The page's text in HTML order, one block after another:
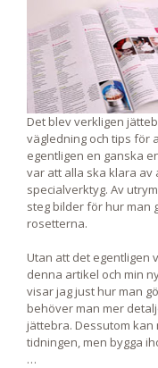
Det blev verkligen
vägledning och tips för
egentligen en ganska
var att alla ska klara av
specialverktyg. Av
steg bilder för hur man
rosetterna.
Utan att det egentligen
denna artikel och min
visar jag just hur man
behöver man mer
jättebra. Dessutom
tidningen, men bygga
…